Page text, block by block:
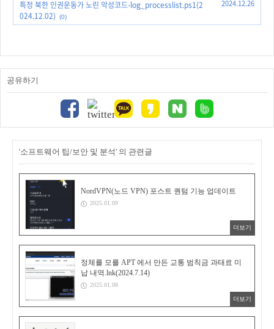
특정 북한 인권운동가 노린 악성코드-log_processlist.ps1(2
024.12.02)
(0)
2024.12.26
공유하기
'소프트웨어 팁/보안 및 분석' 의 관련글
NordVPN(노드 VPN) 포스트 퀀텀 기능 업데이트
2025.01.09
더보기
정체를 모를 APT 에서 만든 교통 범칙금 과태료 미
납 내역.lnk(2024.7.14)
2025.01.08
더보기